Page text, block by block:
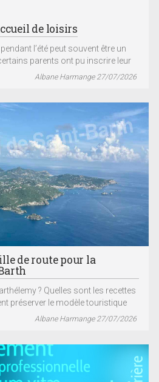
de loisirs
l’été peut souvent être un
parents ont pu inscrire leur
Albane Harmange 27/07/2026
de route pour la
? Quelles sont les recettes
préserver le modèle touristique
Albane Harmange 27/07/2026